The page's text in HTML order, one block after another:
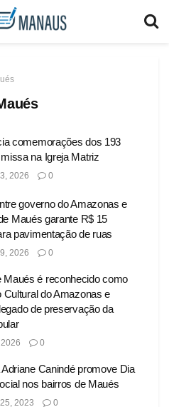
comemorações dos 193
na Igreja Matriz
2026 0
governo do Amazonas e
Maués garante R$ 15
pavimentação de ruas
2026 0
Maués é reconhecido como
Cultural do Amazonas e
de preservação da
0
Canindé promove Dia
nos bairros de Maués
2023 0